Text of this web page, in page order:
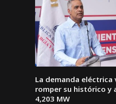
La demanda eléctrica
romper su histórico y
4,203 MW